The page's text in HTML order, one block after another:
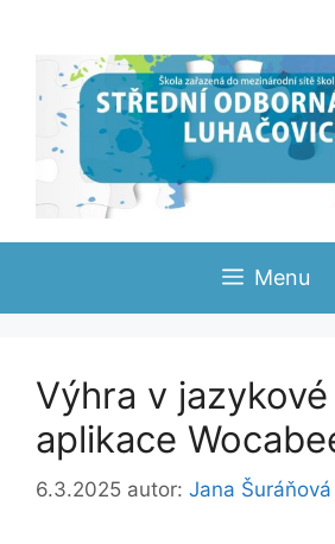
Menu
Výhra v
aplikace
6.3.2025 autor: Jana Šuráňová